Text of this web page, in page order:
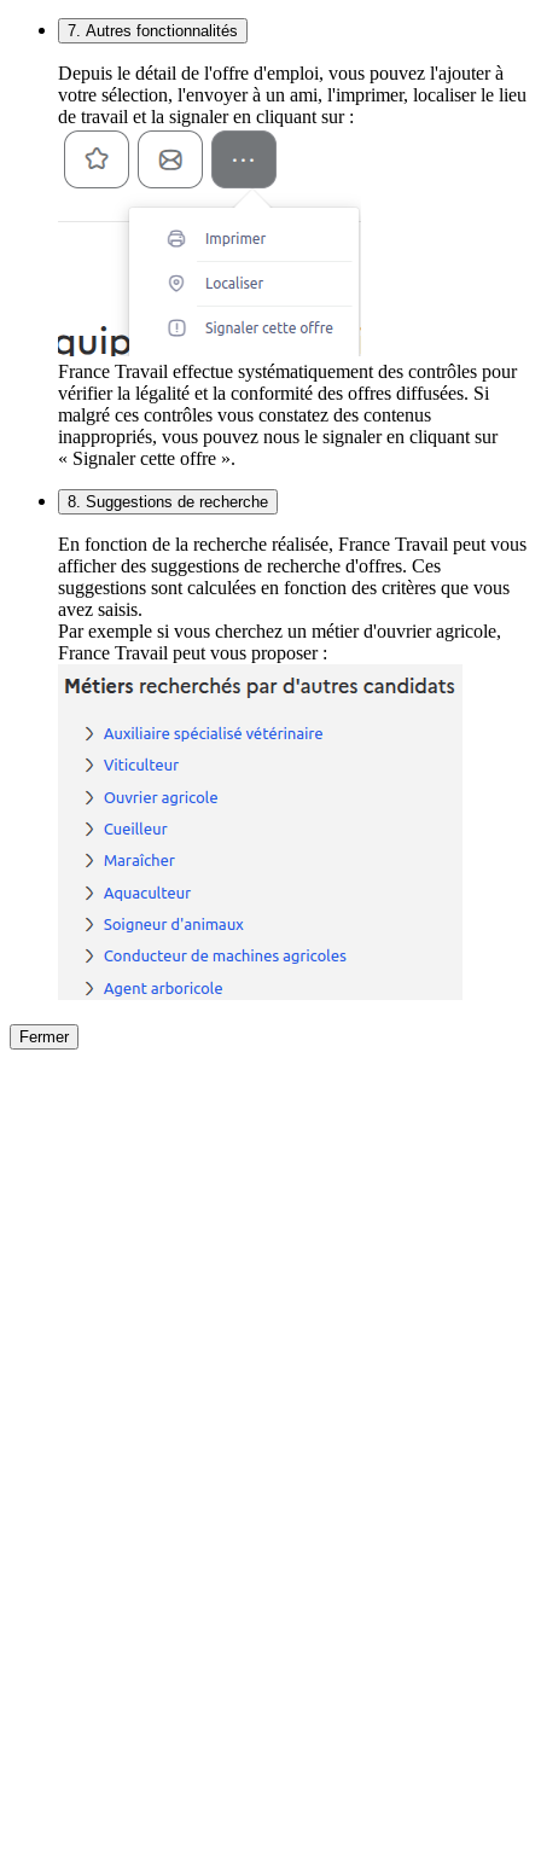
7. Autres fonctionnalités
Depuis le détail de l'offre d'emploi, vous pouvez l'ajouter à
votre sélection, l'envoyer à un ami, l'imprimer, localiser le lieu
de travail et la signaler en cliquant sur :
France Travail effectue systématiquement des contrôles pour
vérifier la légalité et la conformité des offres diffusées. Si
malgré ces contrôles vous constatez des contenus
inappropriés, vous pouvez nous le signaler en cliquant sur
« Signaler cette offre ».
8. Suggestions de recherche
En fonction de la recherche réalisée, France Travail peut vous
afficher des suggestions de recherche d'offres. Ces
suggestions sont calculées en fonction des critères que vous
avez saisis.
Par exemple si vous cherchez un métier d'ouvrier agricole,
France Travail peut vous proposer :
Fermer